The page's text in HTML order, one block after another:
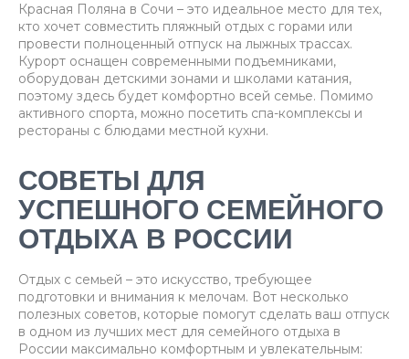
Красная Поляна в Сочи – это идеальное место для тех,
кто хочет совместить пляжный отдых с горами или
провести полноценный отпуск на лыжных трассах.
Курорт оснащен современными подъемниками,
оборудован детскими зонами и школами катания,
поэтому здесь будет комфортно всей семье. Помимо
активного спорта, можно посетить спа-комплексы и
рестораны с блюдами местной кухни.
СОВЕТЫ ДЛЯ
УСПЕШНОГО СЕМЕЙНОГО
ОТДЫХА В РОССИИ
Отдых с семьей – это искусство, требующее
подготовки и внимания к мелочам. Вот несколько
полезных советов, которые помогут сделать ваш отпуск
в одном из лучших мест для семейного отдыха в
России максимально комфортным и увлекательным: